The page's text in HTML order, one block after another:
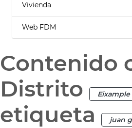
Vivienda
Web FDM
Contenido
Distrito
Eixample
etiqueta
juan